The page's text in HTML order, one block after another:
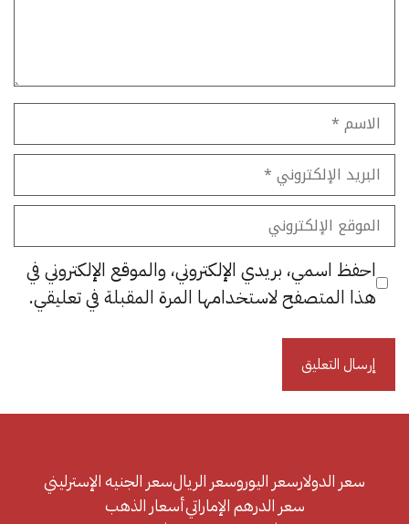
الاسم
البريد
الإلكتروني
الموقع
الإلكتروني
احفظ اسمي، بريدي الإلكتروني، والموقع الإلكتروني في
هذا المتصفح لاستخدامها المرة المقبلة في تعليقي.
سعر الدولارسعر اليوروسعر الريالسعر الجنيه الإسترليني
سعر الدرهم الإماراتيأسعار الذهب